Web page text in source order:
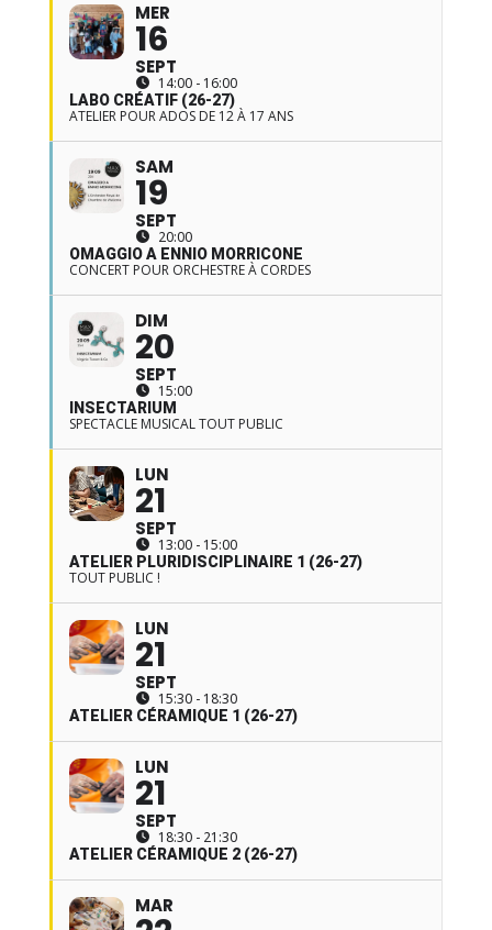
MER
16
SEPT
14:00 - 16:00
LABO CRÉATIF (26-27)
ATELIER POUR ADOS DE 12 À 17 ANS
SAM
19
SEPT
20:00
OMAGGIO A ENNIO MORRICONE
CONCERT POUR ORCHESTRE À CORDES
DIM
20
SEPT
15:00
INSECTARIUM
SPECTACLE MUSICAL TOUT PUBLIC
LUN
21
SEPT
13:00 - 15:00
ATELIER PLURIDISCIPLINAIRE 1 (26-27)
TOUT PUBLIC !
LUN
21
SEPT
15:30 - 18:30
ATELIER CÉRAMIQUE 1 (26-27)
LUN
21
SEPT
18:30 - 21:30
ATELIER CÉRAMIQUE 2 (26-27)
MAR